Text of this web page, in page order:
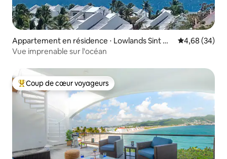
Appartement en résidence ⋅ Lowlands Sint ma
arten
Évaluation
4,68 (34)
Vue imprenable sur l'océan
Coups de cœur voyageurs les plus appréciés
Coup de cœur voyageurs